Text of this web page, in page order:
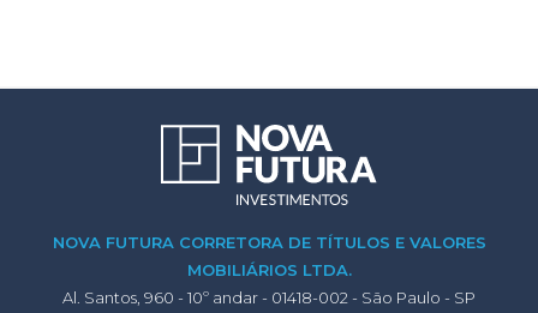
NOVA FUTURA CORRETORA DE TÍTULOS E VALORES
MOBILIÁRIOS LTDA.
Al. Santos, 960 - 10º andar - 01418-002 - São Paulo - SP